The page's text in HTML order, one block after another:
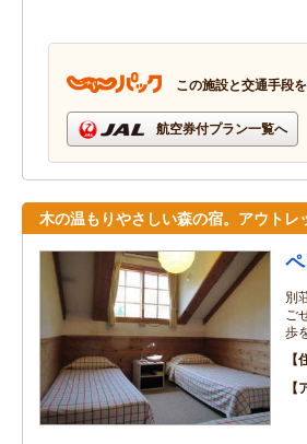
この施設と交通手段
航空券付プラン一覧へ
木の温もりやさしい森の宿。アウト
別
ご
歩